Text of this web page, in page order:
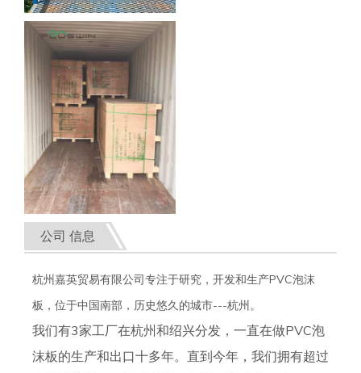
公司 信息
杭州嘉英贸易有限公司专注于研究，开发和生产PVC泡沫
板，位于中国南部，历史悠久的城市---杭州。
我们有3家工厂在杭州和绍兴分发，一直在做PVC泡
沫板的生产和出口十多年。直到今年，我们拥有超过